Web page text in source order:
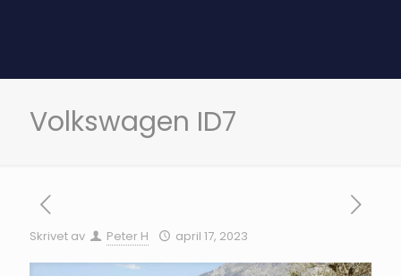
Volkswagen ID7
Skrivet av Peter H april 17, 2023